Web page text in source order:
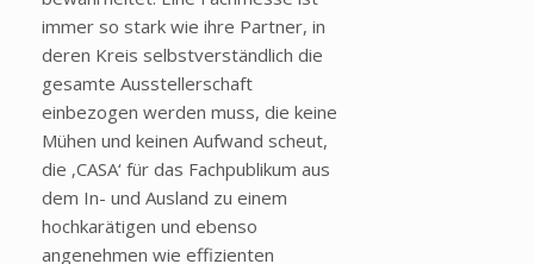
immer so stark wie ihre Partner, in
deren Kreis selbstverständlich die
gesamte Ausstellerschaft
einbezogen werden muss, die keine
Mühen und keinen Aufwand scheut,
die ‚CASA‘ für das Fachpublikum aus
dem In- und Ausland zu einem
hochkarätigen und ebenso
angenehmen wie effizienten